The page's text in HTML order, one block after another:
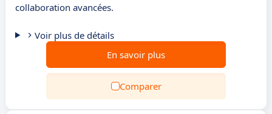
collaboration avancées.
Voir plus de détails
En savoir plus
Comparer